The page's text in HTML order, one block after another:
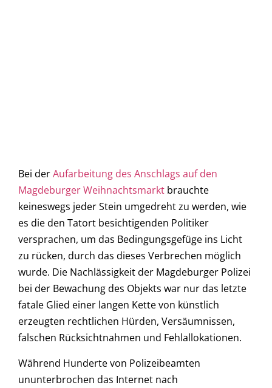
Bei derAufarbeitung des Anschlags auf den
Magdeburger Weihnachtsmarkt brauchte
keineswegs jeder Stein umgedreht zu werden, wie
es die den Tatort besichtigenden Politiker
versprachen, um das Bedingungsgefüge ins Licht
zu rücken, durch das dieses Verbrechen möglich
wurde. Die Nachlässigkeit der Magdeburger Polizei
bei der Bewachung des Objekts war nur das letzte
fatale Glied einer langen Kette von künstlich
erzeugten rechtlichen Hürden, Versäumnissen,
falschen Rücksichtnahmen und Fehlallokationen.
Während Hunderte von Polizeibeamten
ununterbrochen das Internet nach